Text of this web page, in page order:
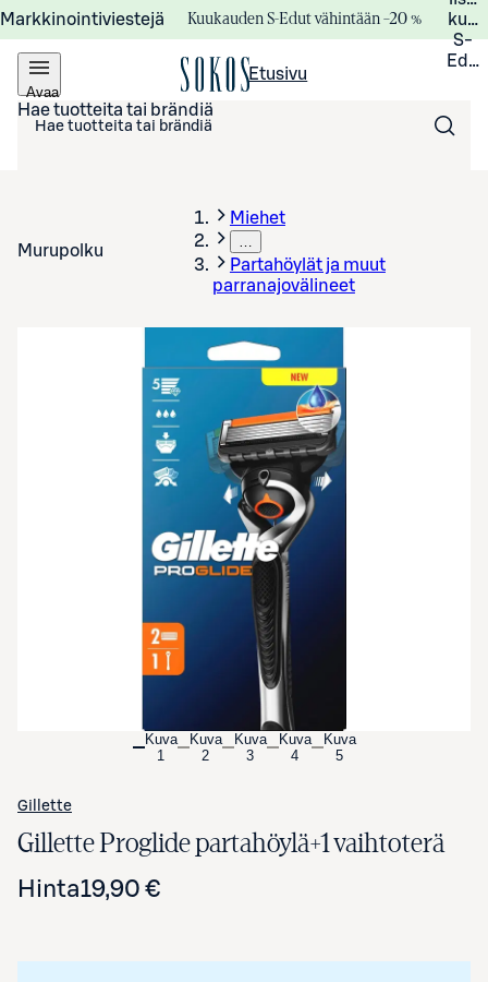
Markkinointiviestejä Kuukauden S-Edut vähintään –20 %
S-
Avaa
valikko
Etusivu
Hae tuotteita tai brändiä
Murupolku
Miehet
…
Partahöylät ja muut
parranajovälineet
Avaa tuotekuva suurennettuna
Kuva
1
Kuva
2
Kuva
3
Kuva
4
Kuva
5
Gillette
Gillette Proglide partahöylä+1 vaihtoterä
Hinta19,90 €